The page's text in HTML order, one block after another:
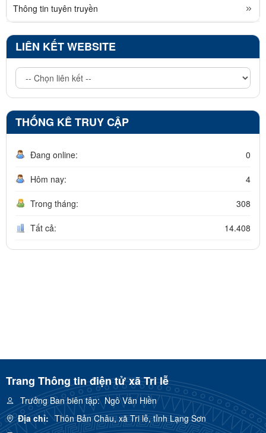
Thông tin tuyên truyền
LIÊN KẾT WEBSITE
THỐNG KÊ TRUY CẬP
Đang online: 0
Hôm nay: 4
Trong tháng: 308
Tất cả: 14.408
Trang Thông tin điện tử xã Tri lễ
Trưởng Ban biên tập:Ngô Văn Hiền
Địa chỉ: Thôn Bản Châu, xã Tri lễ, tỉnh Lạng Sơn